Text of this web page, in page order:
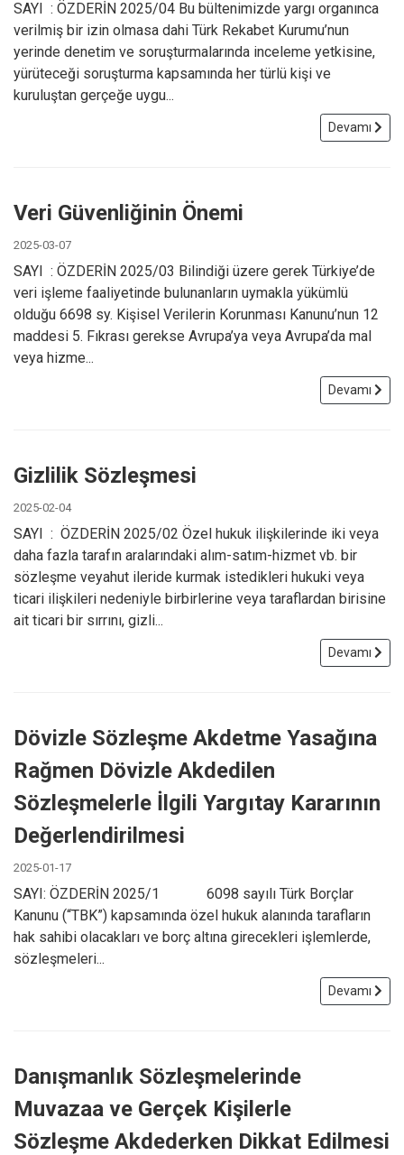
SAYI : ÖZDERİN 2025/04 Bu bültenimizde yargı organınca
verilmiş bir izin olmasa dahi Türk Rekabet Kurumu’nun
yerinde denetim ve soruşturmalarında inceleme yetkisine,
yürüteceği soruşturma kapsamında her türlü kişi ve
kuruluştan gerçeğe uygu...
Devamı
Veri Güvenliğinin Önemi
2025-03-07
SAYI : ÖZDERİN 2025/03 Bilindiği üzere gerek Türkiye’de
veri işleme faaliyetinde bulunanların uymakla yükümlü
olduğu 6698 sy. Kişisel Verilerin Korunması Kanunu’nun 12
maddesi 5. Fıkrası gerekse Avrupa’ya veya Avrupa’da mal
veya hizme...
Devamı
Gizlilik Sözleşmesi
2025-02-04
SAYI : ÖZDERİN 2025/02 Özel hukuk ilişkilerinde iki veya
daha fazla tarafın aralarındaki alım-satım-hizmet vb. bir
sözleşme veyahut ileride kurmak istedikleri hukuki veya
ticari ilişkileri nedeniyle birbirlerine veya taraflardan birisine
ait ticari bir sırrını, gizli...
Devamı
Dövizle Sözleşme Akdetme Yasağına
Rağmen Dövizle Akdedilen
Sözleşmelerle İlgili Yargıtay Kararının
Değerlendirilmesi
2025-01-17
SAYI: ÖZDERİN 2025/1 6098 sayılı Türk Borçlar
Kanunu (“TBK”) kapsamında özel hukuk alanında tarafların
hak sahibi olacakları ve borç altına girecekleri işlemlerde,
sözleşmeleri...
Devamı
Danışmanlık Sözleşmelerinde
Muvazaa ve Gerçek Kişilerle
Sözleşme Akdederken Dikkat Edilmesi